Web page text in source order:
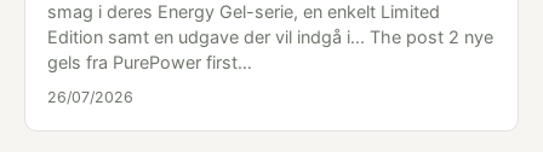
smag i deres Energy Gel-serie, en enkelt Limited
Edition samt en udgave der vil indgå i... The post 2 nye
gels fra PurePower first…
26/07/2026